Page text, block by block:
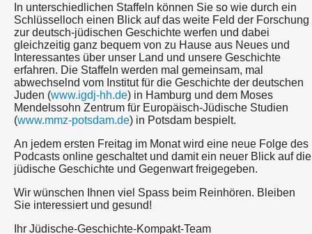
In unterschiedlichen Staffeln können Sie so wie durch ein
Schlüsselloch einen Blick auf das weite Feld der Forschung
zur deutsch-jüdischen Geschichte werfen und dabei
gleichzeitig ganz bequem von zu Hause aus Neues und
Interessantes über unser Land und unsere Geschichte
erfahren. Die Staffeln werden mal gemeinsam, mal
abwechselnd vom Institut für die Geschichte der deutschen
Juden (www.igdj-hh.de) in Hamburg und dem Moses
Mendelssohn Zentrum für Europäisch-Jüdische Studien
(www.mmz-potsdam.de) in Potsdam bespielt.
An jedem ersten Freitag im Monat wird eine neue Folge des
Podcasts online geschaltet und damit ein neuer Blick auf die
jüdische Geschichte und Gegenwart freigegeben.
Wir wünschen Ihnen viel Spass beim Reinhören. Bleiben
Sie interessiert und gesund!
Ihr Jüdische-Geschichte-Kompakt-Team